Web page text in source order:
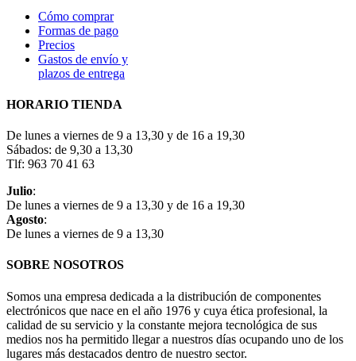
Cómo comprar
Formas de pago
Precios
Gastos de envío y
plazos de entrega
HORARIO TIENDA
De lunes a viernes de 9 a 13,30 y de 16 a 19,30
Sábados: de 9,30 a 13,30
Tlf: 963 70 41 63
Julio:
De lunes a viernes de 9 a 13,30 y de 16 a 19,30
Agosto:
De lunes a viernes de 9 a 13,30
SOBRE NOSOTROS
Somos una empresa dedicada a la distribución de componentes
electrónicos que nace en el año 1976 y cuya ética profesional, la
calidad de su servicio y la constante mejora tecnológica de sus
medios nos ha permitido llegar a nuestros días ocupando uno de los
lugares más destacados dentro de nuestro sector.